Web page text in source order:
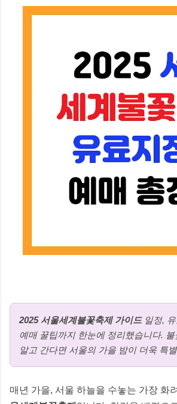
난방비 지원은 에너지 취약
등유·LPG·지역난방 등 다양
지를 구입할 수 있는 포인트
자, 차상위계층, 한부모·독거
며, 가구원 수에 따라 지원금
다. 실제로 제가 주민센터에
는 신분증과 복지카드만 있
수가 가능했습니다. 💡 알아
바우처는 현금이 아닌 ‘포인
지정된 에너지 사용처에서만
습니다. 남은 포인트는 다음
준, 에너지 바우처는 가구원
와 같이 지급됩니다. 금액은
2025 서울세계불꽃축제 가이드일정, 유
예매 꿀팁까지 한눈에 정리했습니다.
알고 간다면 서울의 가을 밤이 더욱 특
매년 가을, 서울 하늘을 수놓는 가장 화